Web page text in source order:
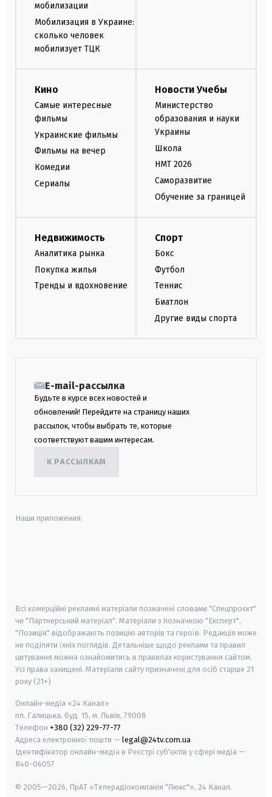
мобилизации
Мобилизация в Украине:
сколько человек
мобилизует ТЦК
Кино
Самые интересные
фильмы
Украинские фильмы
Фильмы на вечер
Комедии
Сериалы
Новости Учебы
Министерство
образования и науки
Украины
Школа
НМТ 2026
Саморазвитие
Обучение за границей
Недвижимость
Аналитика рынка
Покупка жилья
Тренды и вдохновение
Спорт
Бокс
Футбол
Теннис
Биатлон
Другие виды спорта
E-mail-рассылка
Будьте в курсе всех новостей и
обновлений! Перейдите на страницу наших
рассылок, чтобы выбрать те, которые
соответствуют вашим интересам.
К РАССЫЛКАМ
Наши приложения:
Всі комерційні рекламні матеріали позначені словами "Спецпроєкт"
чи "Партнерський матеріал". Матеріали з позначкою "Експерт",
"Позиція" відображають позицію авторів та героїв. Редакція може
не поділяти їхніх поглядів. Детальніше щодо реклами та правил
цитування можна ознайомитись в правилах користування сайтом.
Усі права захищені. Матеріали сайту призначені для осіб старше 21
року (21+)
Онлайн-медіа «24 Канал»
пл. Галицька, буд. 15, м. Львів, 79008
Телефон +380 (32) 229-77-77
Адреса електронної пошти — legal@24tv.com.ua
Ідентифікатор онлайн-медіа в Реєстрі суб'єктів у сфері медіа —
R40-06057
© 2005—2026, ПрАТ «Телерадіокомпанія "Люкс"», 24 Канал.